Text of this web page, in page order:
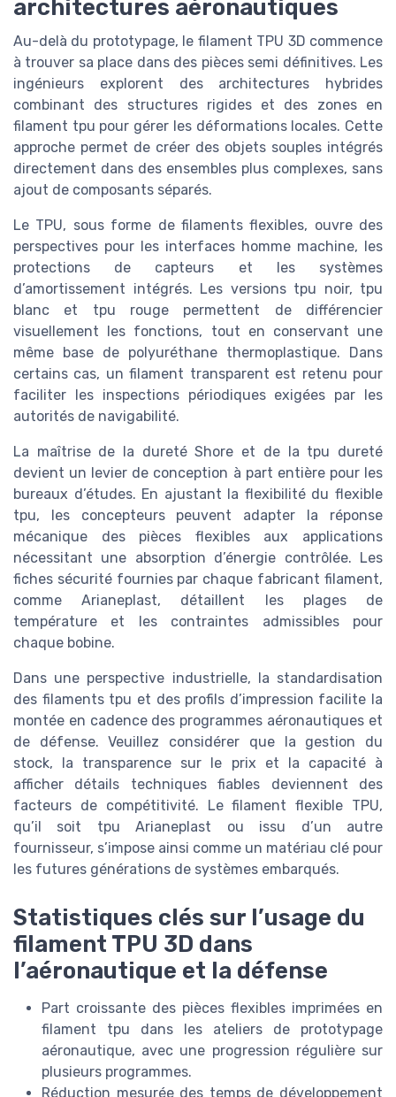
architectures aéronautiques
Au-delà du prototypage, le filament TPU 3D commence
à trouver sa place dans des pièces semi définitives. Les
ingénieurs explorent des architectures hybrides
combinant des structures rigides et des zones en
filament tpu pour gérer les déformations locales. Cette
approche permet de créer des objets souples intégrés
directement dans des ensembles plus complexes, sans
ajout de composants séparés.
Le TPU, sous forme de filaments flexibles, ouvre des
perspectives pour les interfaces homme machine, les
protections de capteurs et les systèmes
d’amortissement intégrés. Les versions tpu noir, tpu
blanc et tpu rouge permettent de différencier
visuellement les fonctions, tout en conservant une
même base de polyuréthane thermoplastique. Dans
certains cas, un filament transparent est retenu pour
faciliter les inspections périodiques exigées par les
autorités de navigabilité.
La maîtrise de la dureté Shore et de la tpu dureté
devient un levier de conception à part entière pour les
bureaux d’études. En ajustant la flexibilité du flexible
tpu, les concepteurs peuvent adapter la réponse
mécanique des pièces flexibles aux applications
nécessitant une absorption d’énergie contrôlée. Les
fiches sécurité fournies par chaque fabricant filament,
comme Arianeplast, détaillent les plages de
température et les contraintes admissibles pour
chaque bobine.
Dans une perspective industrielle, la standardisation
des filaments tpu et des profils d’impression facilite la
montée en cadence des programmes aéronautiques et
de défense. Veuillez considérer que la gestion du
stock, la transparence sur le prix et la capacité à
afficher détails techniques fiables deviennent des
facteurs de compétitivité. Le filament flexible TPU,
qu’il soit tpu Arianeplast ou issu d’un autre
fournisseur, s’impose ainsi comme un matériau clé pour
les futures générations de systèmes embarqués.
Statistiques clés sur l’usage du
filament TPU 3D dans
l’aéronautique et la défense
Part croissante des pièces flexibles imprimées en
filament tpu dans les ateliers de prototypage
aéronautique, avec une progression régulière sur
plusieurs programmes.
Réduction mesurée des temps de développement